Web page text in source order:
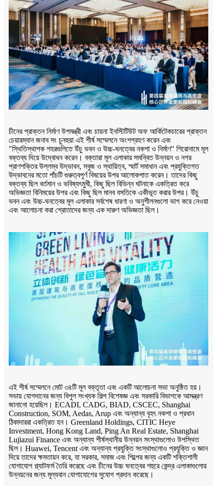
চীনের প্রাক্তন নির্মাণ উপমন্ত্রী এবং চায়না ইনস্টিটিউট অফ আর্কিটেকচারের প্রাক্তন
চেয়ারম্যান জনাব সং চুনহুয়া এই শীর্ষ সম্মেলনে অংশগ্রহণ করেন এবং
"স্থিতিস্থাপক শহরগুলিতে উঁচু ভবন ও উচ্চ-ঘনত্বের নকশা ও নির্মাণ" শিরোনামে মূল
বক্তব্য দিয়ে উদ্বোধন করেন। বক্তারা মূল এলাকার সমন্বিত উন্নয়ন ও নগর
প্রাণশক্তির উল্লম্ব উদ্ভাবন, সবুজ ও স্থায়িত্ব, স্মার্ট সমাধান এবং প্রযুক্তিগত
উদ্ভাবনের মতো পাঁচটি গুরুত্বপূর্ণ বিষয়ের উপর আলোকপাত করেন। তাদের কিছু
বক্তব্য ছিল বর্তমান ও ভবিষ্যৎমুখী, কিছু ছিল বিভিন্ন ঘটনাকে একত্রিত করে
অভিজ্ঞতা বিনিময়ের উপর এবং কিছু ছিল মানব বসতিকে একীভূত করার উপর। উঁচু
ভবন এবং উচ্চ-ঘনত্বের মূল এলাকার সর্বশেষ ধারণা ও অনুশীলনগুলো ভাগ করে নেওয়া
এবং আলোচনা করা শ্রোতাদের জন্য এক দারুণ অভিজ্ঞতা ছিল।
এই শীর্ষ সম্মেলনে মোট ৩৪টি মূল বক্তৃতা এবং একটি আলোচনা সভা অনুষ্ঠিত হয়।
সভায় যোগদানের জন্য বিপুল সংখ্যক শিল্প বিশেষজ্ঞ এবং সরকারি বিভাগকে আমন্ত্রণ
জানানো হয়েছিল। ECADI, CADG, BIAD, CSCEC, Shanghai
Construction, SOM, Aedas, Arup এবং অন্যান্য বৃহৎ নকশা ও প্রধান
ঠিকাদাররা একত্রিত হন। Greenland Holdings, CITIC Heye
Investment, Hong Kong Land, Ping An Real Estate, Shanghai
Lujiazui Finance এবং অন্যান্য শীর্ষস্থানীয় উন্নয়ন সংস্থাগুলোও উপস্থিত
ছিল। Huawei, Tencent এবং অন্যান্য প্রযুক্তি সংস্থাগুলোও প্রযুক্তি ও জ্ঞান
দিয়ে তাদের ক্ষমতায়ন করে, যা সরকার, সমাজ এবং শিল্পের জন্য একটি শক্তিশালী
যোগাযোগ প্ল্যাটফর্ম তৈরি করেছে এবং চীনের উচ্চ ঘনত্বের শহুরে কেন্দ্র এলাকাগুলোর
উন্নয়নের জন্য মূল্যবান যোগাযোগের সুযোগ প্রদান করেছে।